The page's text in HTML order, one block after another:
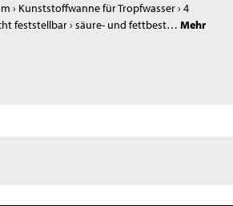
› Kunststoffwanne für Tropfwasser › 4
feststellbar › säure- und fettbest… Mehr